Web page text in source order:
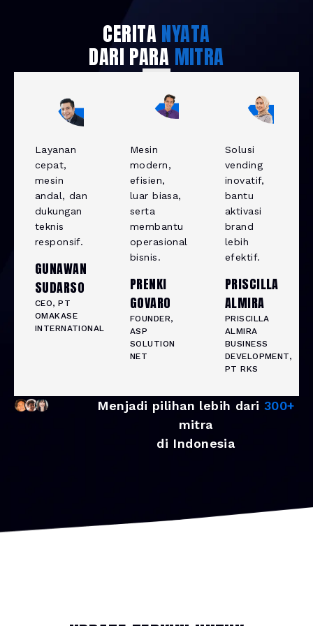
CERITANYATA
DARI PARA MITRA
Layanan
cepat,
mesin
andal, dan
dukungan
teknis
responsif.
GUNAWAN
SUDARSO
CEO, PT
OMAKASE
INTERNATIONAL
Mesin
modern,
efisien,
luar biasa,
serta
membantu
operasional
bisnis.
PRENKI
GOVARO
FOUNDER,
ASP
SOLUTION
NET
Solusi
vending
inovatif,
bantu
aktivasi
brand
lebih
efektif.
PRISCILLA
ALMIRA
PRISCILLA
ALMIRA
BUSINESS
DEVELOPMENT,
PT RKS
Menjadi pilihan lebih dari 300+
mitra
di Indonesia